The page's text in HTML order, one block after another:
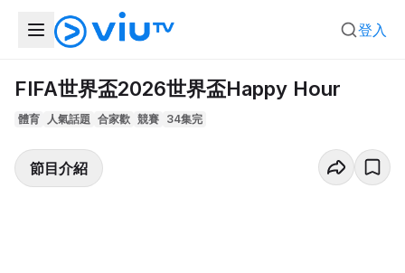
登入
FIFA世界盃2026世界盃Happy Hour
體育 人氣話題 合家歡 競賽 34集完
節目介紹